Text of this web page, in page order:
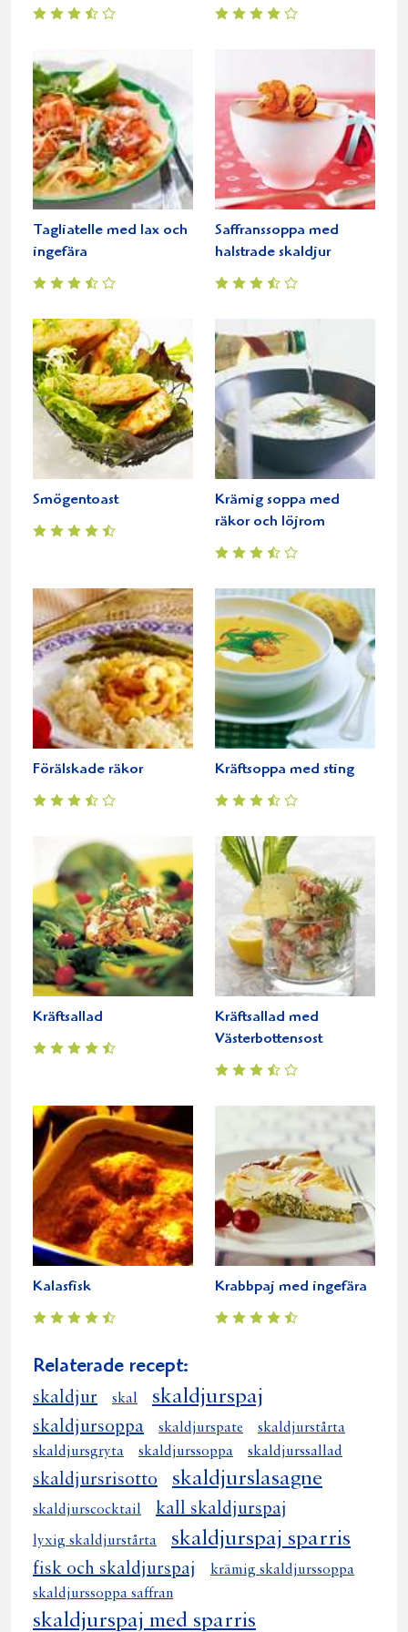
Tagliatelle med lax och
ingefära
Saffranssoppa med
halstrade skaldjur
Smögentoast
Krämig soppa med
räkor och löjrom
Förälskade räkor Kräftsoppa med sting
Kräftsallad
Kräftsallad med
Västerbottensost
Kalasfisk Krabbpaj med ingefära
Relaterade recept:
skaldjur skal skaldjurspaj
skaldjursoppa skaldjurspate
skaldjurstårta
skaldjursgryta
skaldjurssoppa skaldjurssallad
skaldjursrisotto skaldjurslasagne
skaldjurscocktail kall skaldjurspaj
lyxig skaldjurstårta skaldjurspaj sparris
fisk och skaldjurspaj
krämig skaldjurssoppa
skaldjurssoppa saffran
skaldjurspaj med sparris